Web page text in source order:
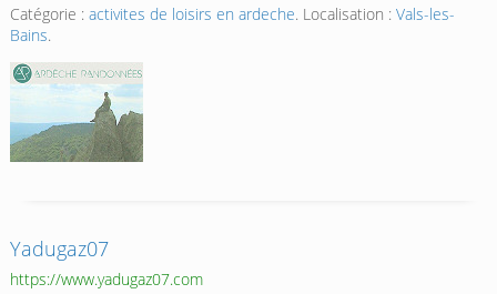
Catégorie : activites de loisirs en ardeche. Localisation : Vals-les-
Bains.
Yadugaz07
https://www.yadugaz07.com